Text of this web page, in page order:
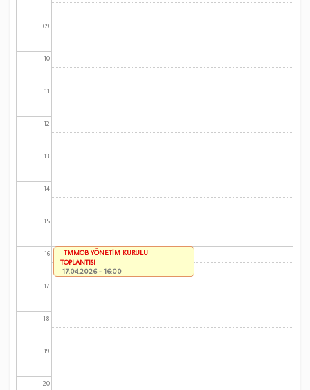
09
10
11
12
13
14
15
16
17
18
19
20
TMMOB YÖNETİM KURULU
TOPLANTISI
17.04.2026 - 16:00